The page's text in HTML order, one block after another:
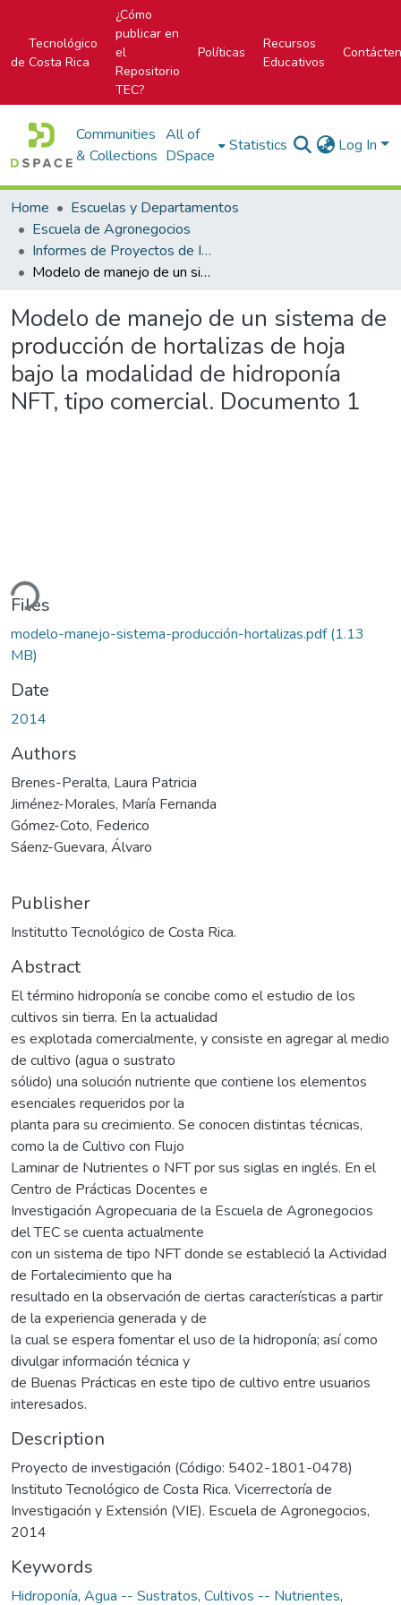
Tecnológico
de Costa Rica
¿Cómo
publicar en
el
Repositorio
TEC?
Políticas
Recursos
Educativos
Communities
& Collections
All of
DSpace
Statistics Log In
Home
Escuelas y Departamentos
Escuela de Agronegocios
Informes de Proyectos de Investigación
Modelo de manejo de un sistema de producción de hortalizas de hoja bajo la modalidad de hidroponía NFT, tipo comercial. Documento 1
Modelo de manejo de un sistema de
producción de hortalizas de hoja
bajo la modalidad de hidroponía
NFT, tipo comercial. Documento 1
Files
modelo-manejo-sistema-producción-hortalizas.pdf(1.13
MB)
Date
2014
Authors
Brenes-Peralta, Laura Patricia
Jiménez-Morales, María Fernanda
Gómez-Coto, Federico
Sáenz-Guevara, Álvaro
Publisher
Institutto Tecnológico de Costa Rica.
Abstract
El término hidroponía se concibe como el estudio de los
cultivos sin tierra. En la actualidad
es explotada comercialmente, y consiste en agregar al medio
de cultivo (agua o sustrato
sólido) una solución nutriente que contiene los elementos
esenciales requeridos por la
planta para su crecimiento. Se conocen distintas técnicas,
como la de Cultivo con Flujo
Laminar de Nutrientes o NFT por sus siglas en inglés. En el
Centro de Prácticas Docentes e
Investigación Agropecuaria de la Escuela de Agronegocios
del TEC se cuenta actualmente
con un sistema de tipo NFT donde se estableció la Actividad
de Fortalecimiento que ha
resultado en la observación de ciertas características a partir
de la experiencia generada y de
la cual se espera fomentar el uso de la hidroponía; así como
divulgar información técnica y
de Buenas Prácticas en este tipo de cultivo entre usuarios
interesados.
Description
Proyecto de investigación (Código: 5402-1801-0478)
Instituto Tecnológico de Costa Rica. Vicerrectoría de
Investigación y Extensión (VIE). Escuela de Agronegocios,
2014
Keywords
Hidroponía, Agua -- Sustratos, Cultivos -- Nutrientes,